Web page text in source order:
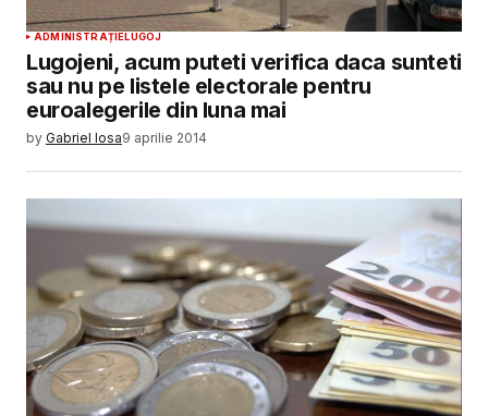
ADMINISTRAȚIELUGOJ
Lugojeni, acum puteti verifica daca sunteti
sau nu pe listele electorale pentru
euroalegerile din luna mai
by Gabriel Iosa9 aprilie 2014